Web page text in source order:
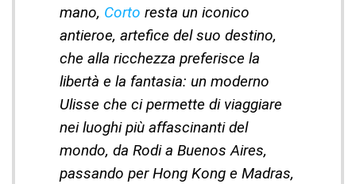
mano, Corto resta un iconico
antieroe, artefice del suo destino,
che alla ricchezza preferisce la
libertà e la fantasia: un moderno
Ulisse che ci permette di viaggiare
nei luoghi più affascinanti del
mondo, da Rodi a Buenos Aires,
passando per Hong Kong e Madras,